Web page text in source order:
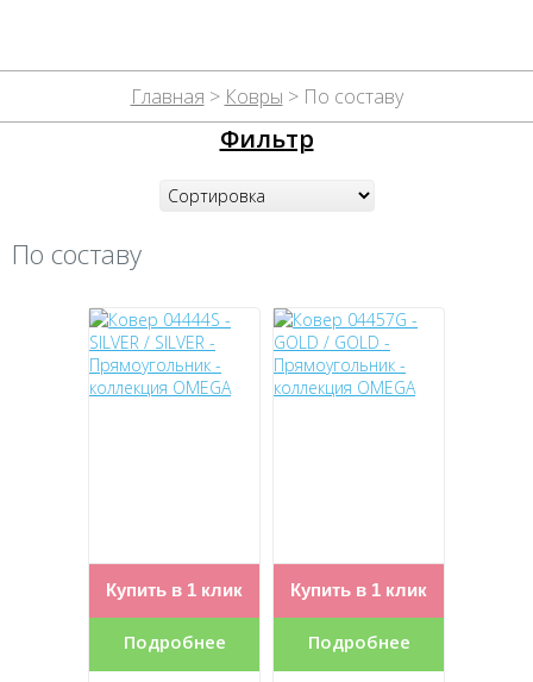
Главная > Ковры > По составу
Фильтр
По составу
Купить в 1 клик
Подробнее
Купить в 1 клик
Подробнее